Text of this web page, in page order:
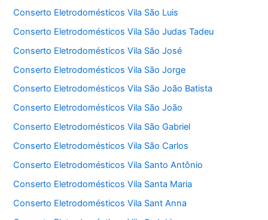
Conserto Eletrodomésticos Vila São Luis
Conserto Eletrodomésticos Vila São Judas Tadeu
Conserto Eletrodomésticos Vila São José
Conserto Eletrodomésticos Vila São Jorge
Conserto Eletrodomésticos Vila São João Batista
Conserto Eletrodomésticos Vila São João
Conserto Eletrodomésticos Vila São Gabriel
Conserto Eletrodomésticos Vila São Carlos
Conserto Eletrodomésticos Vila Santo Antônio
Conserto Eletrodomésticos Vila Santa Maria
Conserto Eletrodomésticos Vila Sant Anna